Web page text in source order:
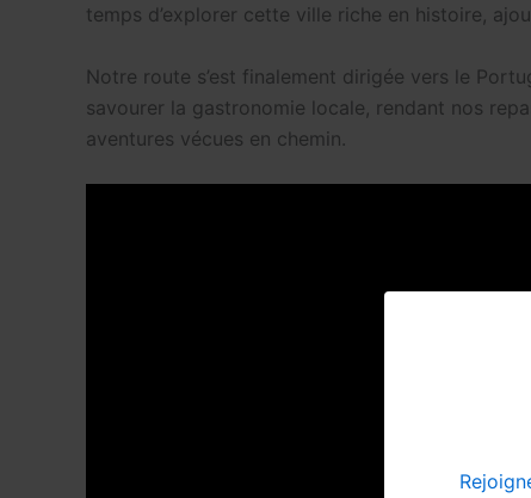
temps d’explorer cette ville riche en histoire,
Notre route s’est finalement dirigée vers le
savourer la gastronomie locale, rendant nos
aventures vécues en chemin.